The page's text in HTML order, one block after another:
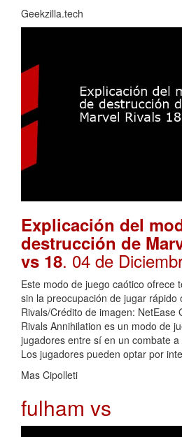
Geekzilla.tech
Explicación del
destrucción de
vs 18. 04 de
Este modo de juego caótico ofrece
sin la preocupación de jugar rápido
Rivals/Crédito de imagen: NetEase
Rivals Annihilation es un modo de
jugadores entre sí en un combate
Los jugadores pueden optar por
Mas Cipolleti
fulham vs